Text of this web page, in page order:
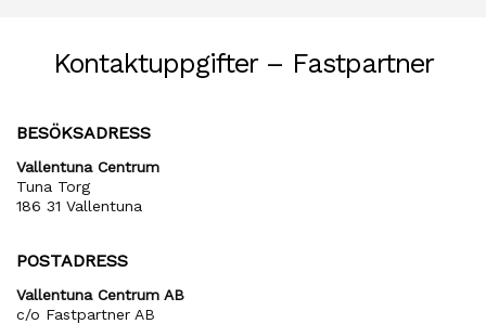
Kontaktuppgifter – Fastpartner
BESÖKSADRESS
Vallentuna Centrum
Tuna Torg
186 31 Vallentuna
POSTADRESS
Vallentuna Centrum AB
c/o Fastpartner AB